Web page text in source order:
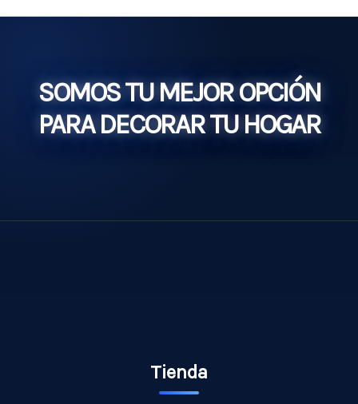
SOMOS TU MEJOR OPCIÓN
PARA DECORAR TU HOGAR
Tienda